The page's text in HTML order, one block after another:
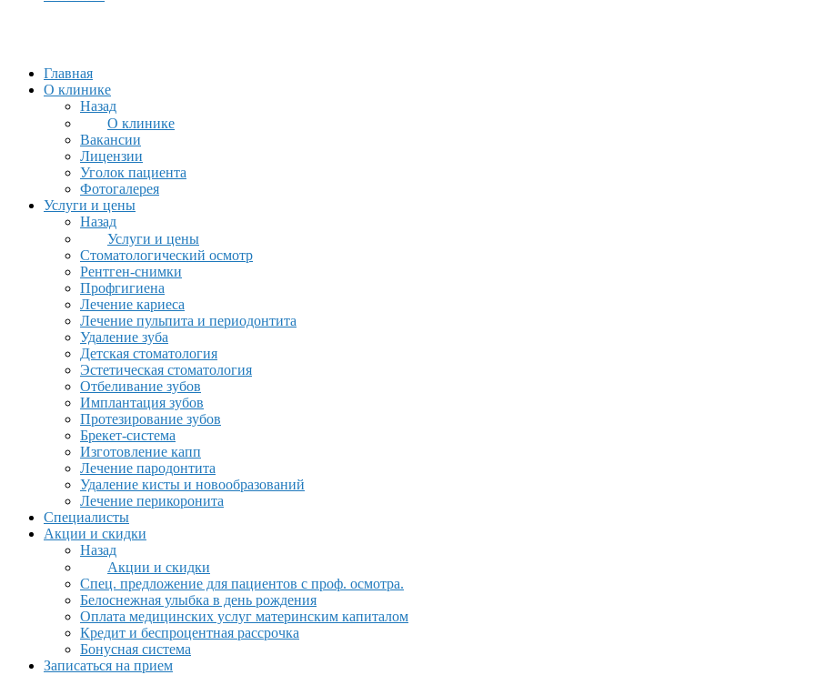
Главная
О клинике
Назад
О клинике
Вакансии
Лицензии
Уголок пациента
Фотогалерея
Услуги и цены
Назад
Услуги и цены
Стоматологический осмотр
Рентген-снимки
Профгигиена
Лечение кариеса
Лечение пульпита и периодонтита
Удаление зуба
Детская стоматология
Эстетическая стоматология
Отбеливание зубов
Имплантация зубов
Протезирование зубов
Брекет-система
Изготовление капп
Лечение пародонтита
Удаление кисты и новообразований
Лечение перикоронита
Специалисты
Акции и скидки
Назад
Акции и скидки
Спец. предложение для пациентов с проф. осмотра.
Белоснежная улыбка в день рождения
Оплата медицинских услуг материнским капиталом
Кредит и беспроцентная рассрочка
Бонусная система
Записаться на прием